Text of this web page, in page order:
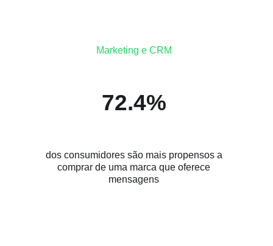
Marketing e CRM
72.4%
dos consumidores são mais propensos a
comprar de uma marca que oferece
mensagens